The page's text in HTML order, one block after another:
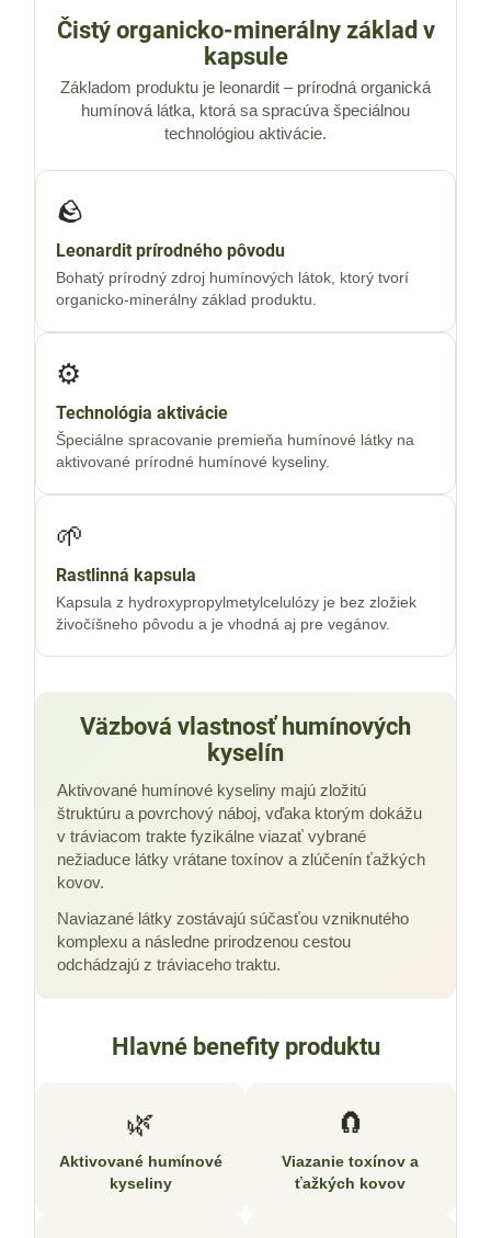
Čistý organicko-minerálny základ v
kapsule
Základom produktu je leonardit – prírodná organická
humínová látka, ktorá sa spracúva špeciálnou
technológiou aktivácie.
🪨
Leonardit prírodného pôvodu
Bohatý prírodný zdroj humínových látok, ktorý tvorí
organicko-minerálny základ produktu.
⚙️
Technológia aktivácie
Špeciálne spracovanie premieňa humínové látky na
aktivované prírodné humínové kyseliny.
🌱
Rastlinná kapsula
Kapsula z hydroxypropylmetylcelulózy je bez zložiek
živočíšneho pôvodu a je vhodná aj pre vegánov.
Väzbová vlastnosť humínových
kyselín
Aktivované humínové kyseliny majú zložitú
štruktúru a povrchový náboj, vďaka ktorým dokážu
v tráviacom trakte fyzikálne viazať vybrané
nežiaduce látky vrátane toxínov a zlúčenín ťažkých
kovov.
Naviazané látky zostávajú súčasťou vzniknutého
komplexu a následne prirodzenou cestou
odchádzajú z tráviaceho traktu.
Hlavné benefity produktu
🌿
Aktivované humínové
kyseliny
🧲
Viazanie toxínov a
ťažkých kovov